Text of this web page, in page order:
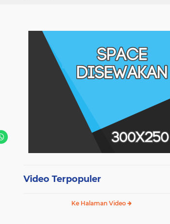
Video Terpopuler
Ke Halaman Video